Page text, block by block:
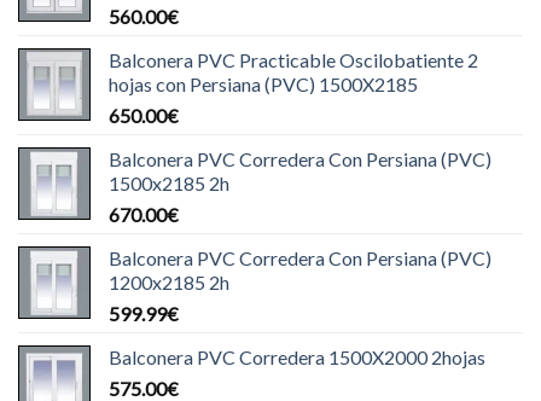
560.00€
Balconera PVC Practicable Oscilobatiente 2
hojas con Persiana (PVC) 1500X2185
650.00€
Balconera PVC Corredera Con Persiana (PVC)
1500x2185 2h
670.00€
Balconera PVC Corredera Con Persiana (PVC)
1200x2185 2h
599.99€
Balconera PVC Corredera 1500X2000 2hojas
575.00€